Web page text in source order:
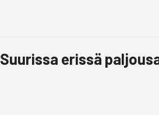
Suurissa erissä